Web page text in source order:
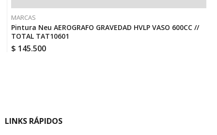
MARCAS
Pintura Neu AEROGRAFO GRAVEDAD HVLP VASO 600CC //
TOTAL TAT10601
$ 145.500
LINKS RÁPIDOS